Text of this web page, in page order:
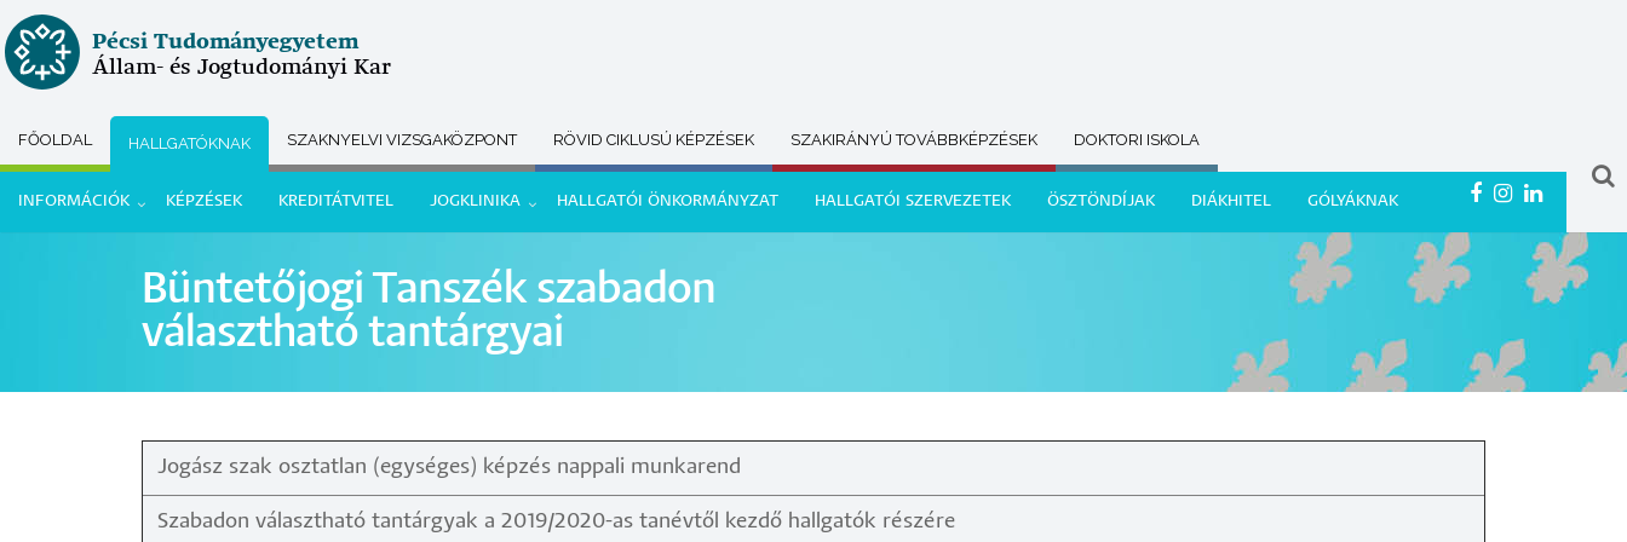
Ugrás
a
tartalomra
Pécsi Tudományegyetem
Állam- és Jogtudományi Kar
Submenu
selector
FŐOLDAL HALLGATÓKNAK SZAKNYELVI VIZSGAKÖZPONT RÖVID CIKLUSÚ KÉPZÉSEK SZAKIRÁNYÚ TOVÁBBKÉPZÉSEK DOKTORI ISKOLA
Hallgatói
INFORMÁCIÓK KÉPZÉSEK KREDITÁTVITEL JOGKLINIKA HALLGATÓI ÖNKORMÁNYZAT HALLGATÓI SZERVEZETEK ÖSZTÖNDÍJAK DIÁKHITEL GÓLYÁKNAK
Büntetőjogi Tanszék szabadon
választható tantárgyai
Jogász szak osztatlan (egységes) képzés nappali munkarend
Szabadon választható tantárgyak a 2019/2020-as tanévtől kezdő hallgatók részére